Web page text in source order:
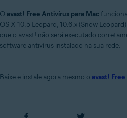
O avast! Free Antivírus para Mac
OS X 10.5 Leopard, 10.6.x (Snow
que o avast! não será executado
software antivírus instalado na sua rede.
Baixe e instale agora mesmo o avast!